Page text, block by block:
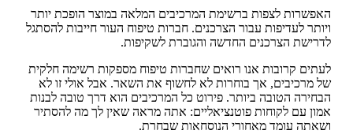
האפשרות לצפות ברשימת המרכיבים המלאה במוצר הופכת יותר
ויותר לעדיפות עבור הצרכנים. חברות טיפוח העור חייבות להסתגל
לדרישת הצרכנים החדשה והגוברת לשקיפות.
לעתים קרובות אנו רואים שחברות טיפוח מספקות רשימה חלקית
של מרכיבים, אך בוחרות לא לחשוף את השאר. אבל אולי זו לא
הבחירה הטובה ביותר. פירוט כל המרכיבים הוא דרך טובה לבנות
אמון עם לקוחות פוטנציאליים: אתה מראה שאין לך מה להסתיר
ושאתה עומד מאחורי הנוסחאות שבחרת.